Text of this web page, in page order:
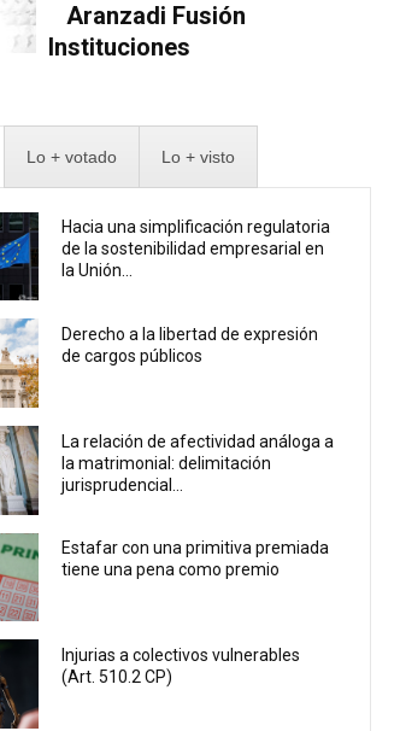
Aranzadi Fusión
Instituciones
Lo + votado Lo + visto
Hacia una simplificación regulatoria
de la sostenibilidad empresarial en
la Unión...
Derecho a la libertad de expresión
de cargos públicos
La relación de afectividad análoga a
la matrimonial: delimitación
jurisprudencial...
Estafar con una primitiva premiada
tiene una pena como premio
Injurias a colectivos vulnerables
(Art. 510.2 CP)